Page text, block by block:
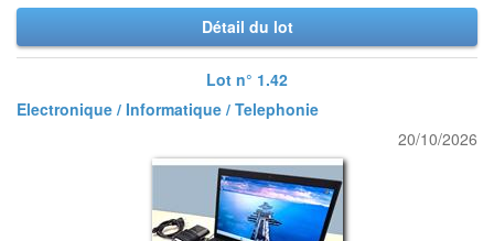
Détail du lot
Lot n° 1.42
Electronique / Informatique / Telephonie
20/10/2026